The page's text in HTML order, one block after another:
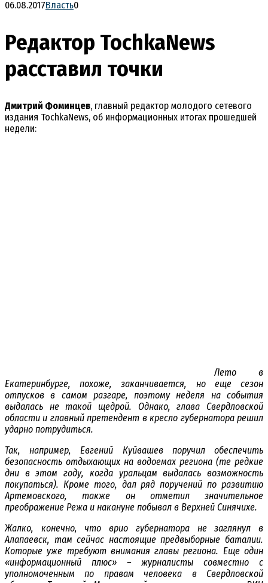
06.08.2017Власть0
Редактор TochkaNews
расставил точки
Дмитрий Фоминцев, главный редактор молодого сетевого
издания TochkaNews, об информационных итогах прошедшей
недели:
Лето в
Екатеринбурге, похоже, заканчивается, но еще сезон
отпусков в самом разгаре, поэтому неделя на события
выдалась не такой щедрой. Однако, глава Свердловской
области и главный претендент в кресло губернатора решил
ударно потрудиться.
Так, например, Евгений Куйвашев поручил обеспечить
безопасность отдыхающих на водоемах региона (те редкие
дни в этом году, когда уральцам выдалась возможность
покупаться). Кроме того, дал ряд поручений по развитию
Артемовского, также он отметил значительное
преображение Режа и накануне побывал в Верхней Синячихе.
Жалко, конечно, что врио губернатора не заглянул в
Алапаевск, там сейчас настоящие предвыборные баталии.
Которые уже требуют внимания главы региона. Еще один
«информационный плюс» – журналисты совместно с
уполномоченным по правам человека в Свердловской